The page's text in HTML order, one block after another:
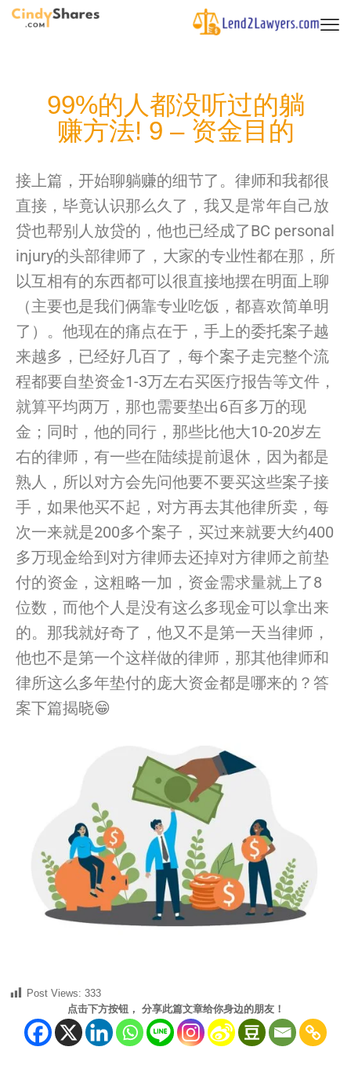
99%的人都没听过的躺
赚方法! 9 – 资金目的
接上篇，开始聊躺赚的细节了。律师和我都很
直接，毕竟认识那么久了，我又是常年自己放
贷也帮别人放贷的，他也已经成了BC personal
injury的头部律师了，大家的专业性都在那，所
以互相有的东西都可以很直接地摆在明面上聊
（主要也是我们俩靠专业吃饭，都喜欢简单明
了）。他现在的痛点在于，手上的委托案子越
来越多，已经好几百了，每个案子走完整个流
程都要自垫资金1-3万左右买医疗报告等文件，
就算平均两万，那也需要垫出6百多万的现
金；同时，他的同行，那些比他大10-20岁左
右的律师，有一些在陆续提前退休，因为都是
熟人，所以对方会先问他要不要买这些案子接
手，如果他买不起，对方再去其他律所卖，每
次一来就是200多个案子，买过来就要大约400
多万现金给到对方律师去还掉对方律师之前垫
付的资金，这粗略一加，资金需求量就上了8
位数，而他个人是没有这么多现金可以拿出来
的。那我就好奇了，他又不是第一天当律师，
他也不是第一个这样做的律师，那其他律师和
律所这么多年垫付的庞大资金都是哪来的？答
案下篇揭晓😁
Post Views: 333
点击下方按钮， 分享此篇文章给你身边的朋友！